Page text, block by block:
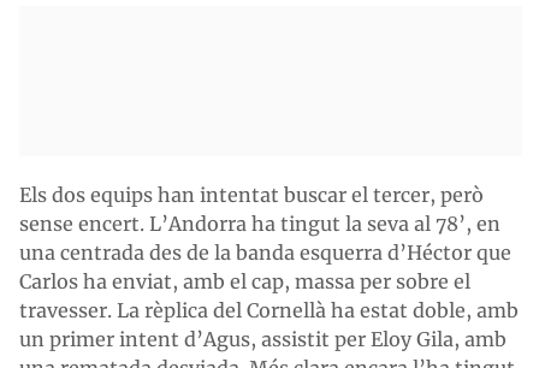
Els dos equips han intentat buscar el tercer, però
sense encert. L’Andorra ha tingut la seva al 78’, en
una centrada des de la banda esquerra d’Héctor que
Carlos ha enviat, amb el cap, massa per sobre el
travesser. La rèplica del Cornellà ha estat doble, amb
un primer intent d’Agus, assistit per Eloy Gila, amb